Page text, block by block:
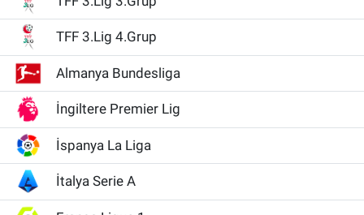
TFF 3.Lig 4.Grup
Almanya Bundesliga
İngiltere Premier Lig
İspanya La Liga
İtalya Serie A